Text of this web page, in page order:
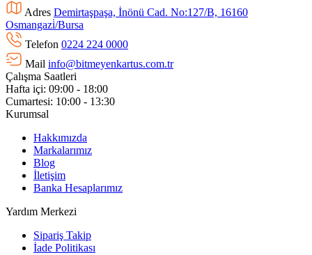
Adres Demirtaşpaşa, İnönü Cad. No:127/B, 16160
Osmangazi̇/Bursa
Telefon 0224 224 0000
Mail info@bitmeyenkartus.com.tr
Çalışma Saatleri
Hafta içi: 09:00 - 18:00
Cumartesi: 10:00 - 13:30
Kurumsal
Hakkımızda
Markalarımız
Blog
İletişim
Banka Hesaplarımız
Yardım Merkezi
Sipariş Takip
İade Politikası